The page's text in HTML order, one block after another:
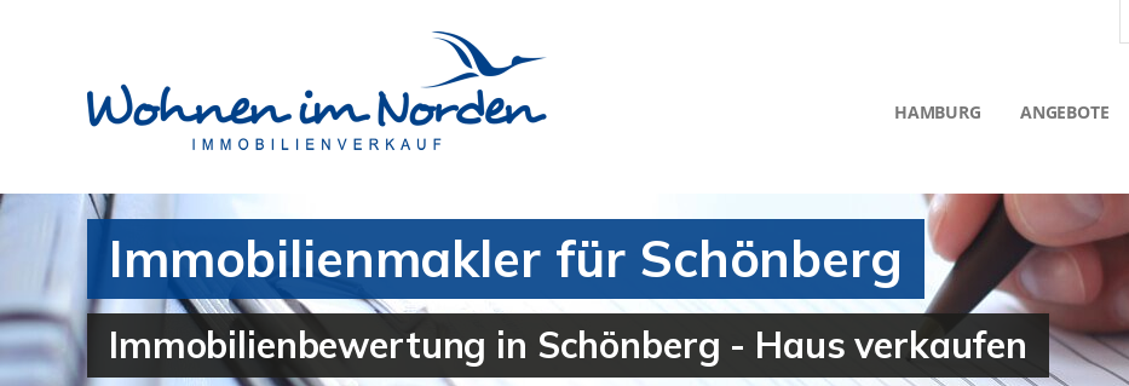
HAMBURG ANGEBOTE
Immobilienmakler für Schönberg
Immobilienbewertung in Schönberg - Haus verkaufen